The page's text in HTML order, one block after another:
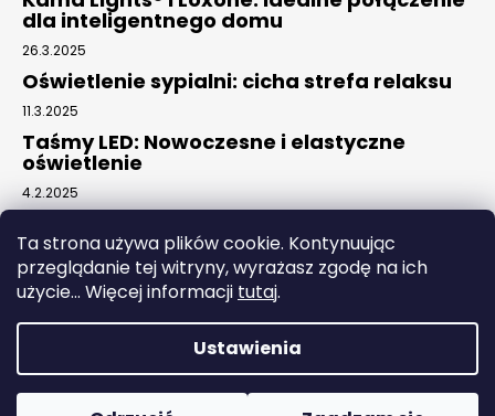
Ta strona używa plików cookie. Kontynuując
przeglądanie tej witryny, wyrażasz zgodę na ich
użycie... Więcej informacji tutaj.
Ustawienia
dla inteligentnego domu
26.3.2025
Oświetlenie sypialni: cicha strefa relaksu
11.3.2025
Taśmy LED: Nowoczesne i elastyczne
oświetlenie
4.2.2025
Facebook
Copyright 2026Kama elektro. Wszystkie prawa